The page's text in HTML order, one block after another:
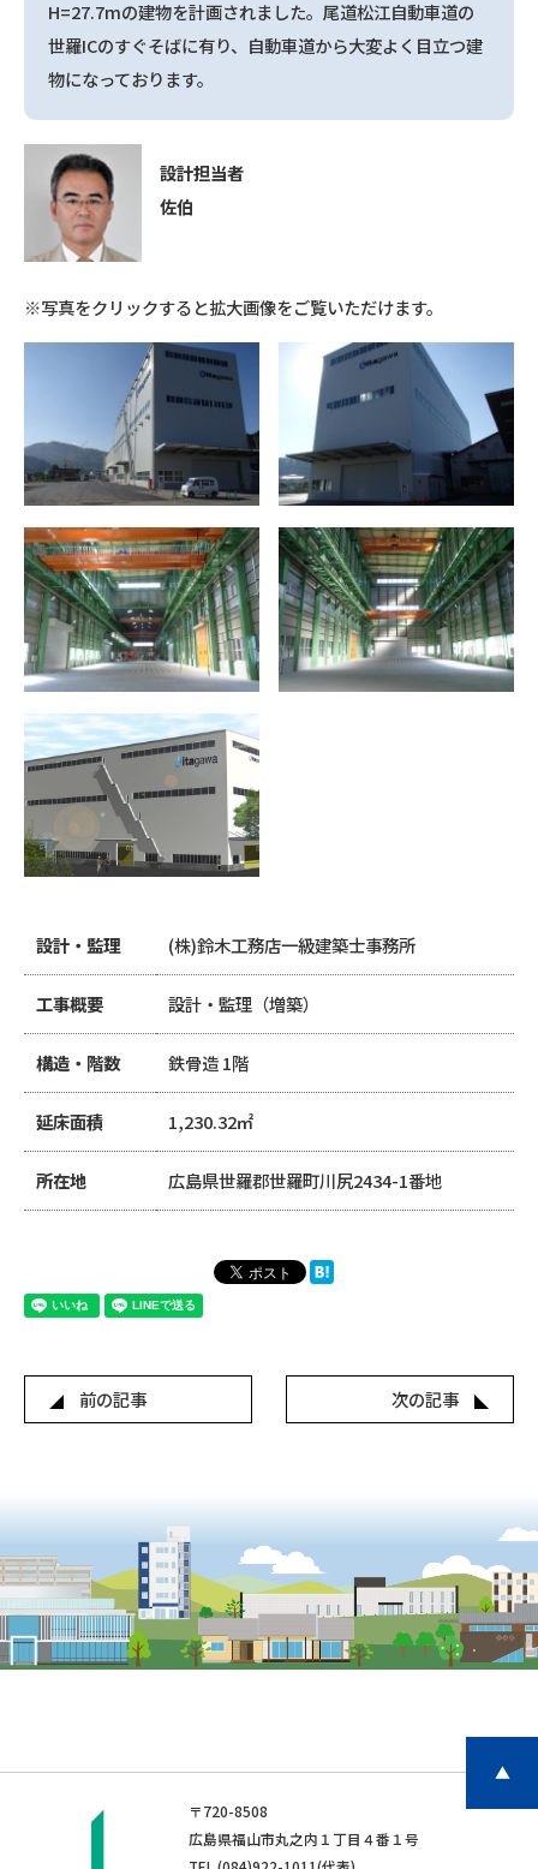
設計担当者
佐伯
H=27.7mの建物を計画されました。尾道松江自動車道の
世羅ICのすぐそばに有り、自動車道から大変よく目立つ建
物になっております。
※写真をクリックすると拡大画像をご覧いただけます。
設計・監理 (株)鈴木工務店一級建築士事務所
工事概要 設計・監理（増築）
構造・階数 鉄骨造 1階
延床面積 1,230.32㎡
所在地 広島県世羅郡世羅町川尻2434-1番地
前の記事 次の記事
▲
〒720-8508
広島県福山市丸之内１丁目４番１号